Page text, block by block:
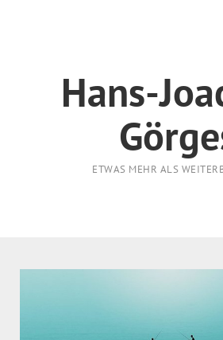
Hans-
ETWAS MEHR ALS